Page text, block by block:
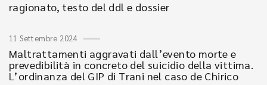
ragionato, testo del ddl e dossier
11 Settembre 2024
Maltrattamenti aggravati dall’evento morte e
prevedibilità in concreto del suicidio della vittima.
L’ordinanza del GIP di Trani nel caso de Chirico